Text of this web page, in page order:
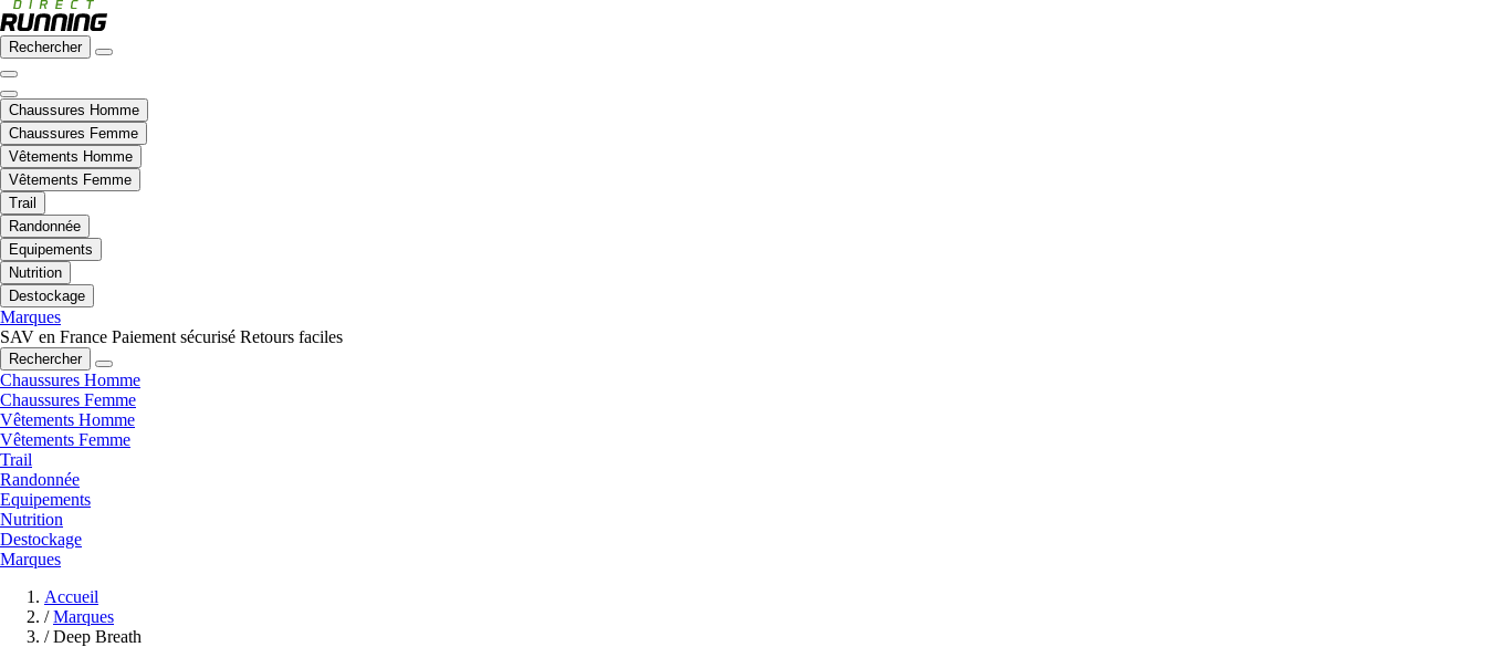
Rechercher
Chaussures Homme
Chaussures Femme
Vêtements Homme
Vêtements Femme
Trail
Randonnée
Equipements
Nutrition
Destockage
Marques
SAV en France Paiement sécurisé Retours faciles
Rechercher
Chaussures Homme
Chaussures Femme
Vêtements Homme
Vêtements Femme
Trail
Randonnée
Equipements
Nutrition
Destockage
Marques
Accueil
/ Marques
/ Deep Breath